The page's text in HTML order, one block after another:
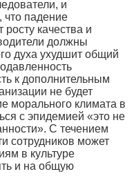
и
что падение
росту качества и
должны
духа ухудшит общий
к дополнительным
не будет
морального климата в
с эпидемией «это не
С течением
сотрудников может
в культуре
и на общую